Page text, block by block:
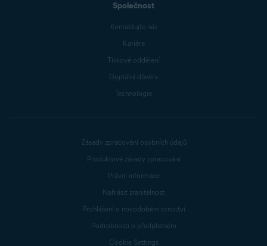
Společnost
Kontaktujte nás
Kariéra
Tiskové oddělení
Digitální důvěra
Technologie
Zásady zpracování osobních údajů
Produktové zásady zpracování
Právní informace
Nahlásit zranitelnost
Prohlášení o novodobém otroctví
Podrobnosti o předplatném
Cookie Settings